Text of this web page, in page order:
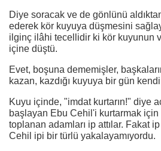
Diye soracak ve de gönlünü
ederek kör kuyuya düşmesini
ilginç ilâhi tecellidir ki kör kuyunun
içine düştü.
Evet, boşuna dememişler,
kazan, kazdığı kuyuya bir gün
Kuyu içinde, "imdat kurtarın!" diye
başlayan Ebu Cehil'i kurtarmak için
toplanan adamları ip attılar. Fakat
Cehil ipi bir türlü yakalayamıyordu.